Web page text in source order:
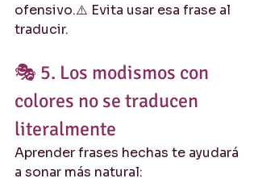
ofensivo.⚠️ Evita usar esa frase al
traducir.
🎭 5. Los modismos con
colores no se traducen
literalmente
Aprender frases hechas te ayudará
a sonar más natural: